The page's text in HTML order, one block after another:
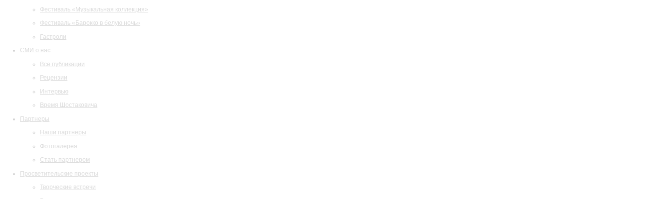
Фестиваль «Музыкальная коллекция»
Фестиваль «Барокко в белую ночь»
Гастроли
СМИ о нас
Все публикации
Рецензии
Интервью
Время Шостаковича
Партнеры
Наши партнеры
Фотогалерея
Стать партнером
Просветительские проекты
Творческие встречи